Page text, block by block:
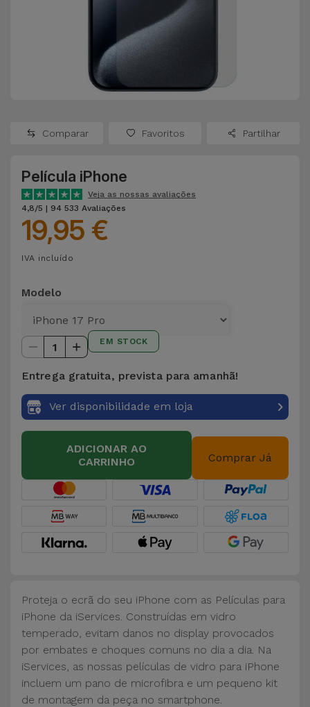
Oppo
OnePlus
Google
Dyson
TCL
Outras
Marcas
Ver
tudo
Recondicionados
Recondicionados
Consolas
Recondicionadas
Ver
tudo
Auriculares
e Colunas
Smartwatches
e Braceletes
Correntes
para
Gadgets
Higiene
e Casa
Bolsas e
Malas
Localizadores
e Acessórios
Auto e
Bicicleta
Acessórios
de
Computador
Comparar Favoritos Partilhar
Película iPhone
Veja as nossas avaliações
4,8/5 | 94 533 Avaliações
19,95 €
IVA incluído
Modelo
1 EM STOCK
Entrega gratuita, prevista para amanhã!
Ver disponibilidade em loja
ADICIONAR AO
CARRINHO
Comprar Já
Proteja o ecrã do seu iPhone com as Películas para
iPhone da iServices. Construídas em vidro
temperado, evitam danos no display provocados
por embates e choques comuns no dia a dia. Na
iServices, as nossas películas de vidro para iPhone
incluem um pano de microfibra e um pequeno kit
de montagem da peça no smartphone.